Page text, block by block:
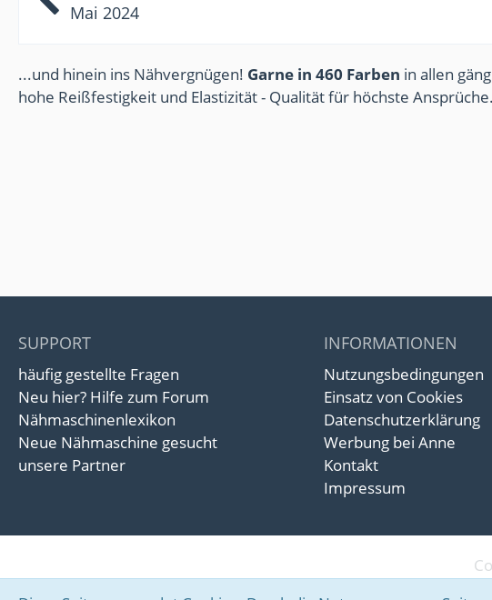
Mai 2024
...und hinein ins Nähvergnügen! Garne in 460 Farben in allen
hohe Reißfestigkeit und Elastizität - Qualität für höchste Ansprüche.
SUPPORT
häufig gestellte Fragen
Neu hier? Hilfe zum Forum
Nähmaschinenlexikon
Neue Nähmaschine gesucht
unsere Partner
INFORMATIONEN
Nutzungsbedingungen
Einsatz von Cookies
Datenschutzerklärung
Werbung bei Anne
Kontakt
Impressum